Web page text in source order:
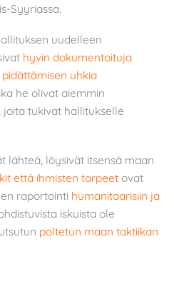
Syyriassa.
uudelleen
hyvin dokumentoituja
uhkia
he olivat aiemmin
tukivat hallitukselle
lähteä, löysivät itsensä maan
että ihmisten tarpeet ovat
raportointi humanitaarisiin ja
iskuista ole
poltetun maan taktiikan